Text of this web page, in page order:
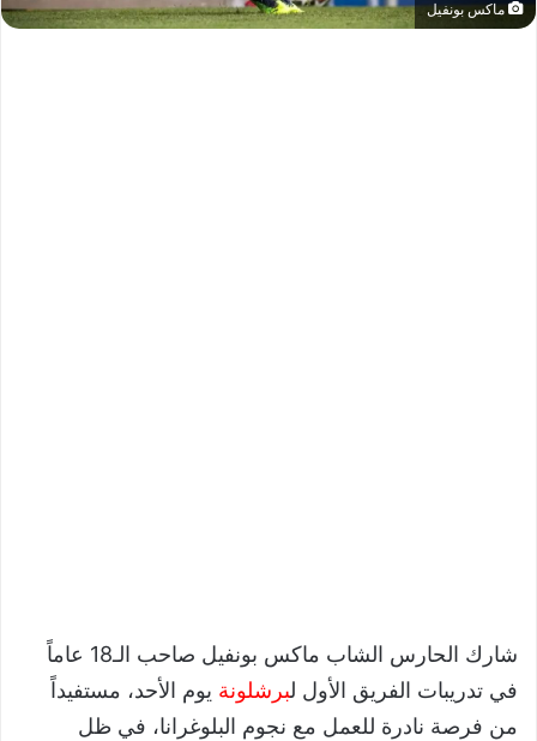
ماكس بونفيل
شارك الحارس الشاب ماكس بونفيل صاحب الـ18 عاماً
في تدريبات الفريق الأول لبرشلونة يوم الأحد، مستفيداً
من فرصة نادرة للعمل مع نجوم البلوغرانا، في ظل